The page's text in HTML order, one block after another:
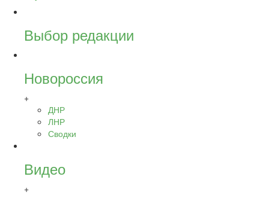
Выбор редакции
Новороссия
+
ДНР
ЛНР
Сводки
Видео
+